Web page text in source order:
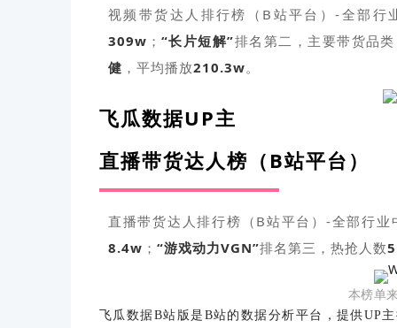
视频带货达人排行榜（B站平台）-全部行
309w ； “长片短解”排名第二， 主要带货品
健 ，平均播放210.3w。
飞瓜数据UP主
直播带货达人榜（B站平台）
直播带货达人排行榜（B站平台）-全部行业
8.4w ； “游戏动力VGN”排名第三， 热抢人数
本榜单
飞瓜数据B站版是B站的数据分析平台，提供UP